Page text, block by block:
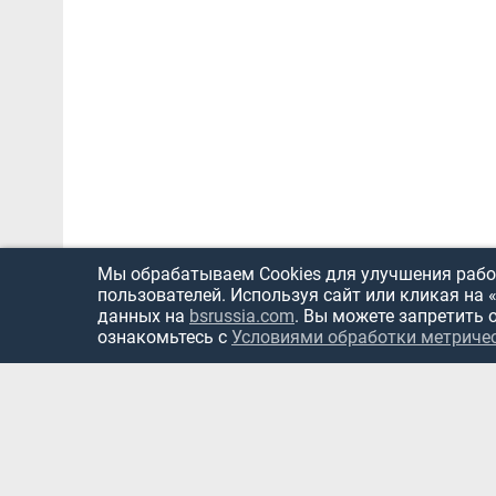
Мы обрабатываем Cookies для улучшения
пользователей. Используя сайт или кликая
данных на bsrussia.com. Вы можете запретить
ознакомьтесь с Условиями обработки